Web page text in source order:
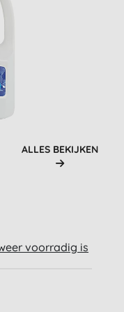
ALLES BEKIJKEN
voorradig is